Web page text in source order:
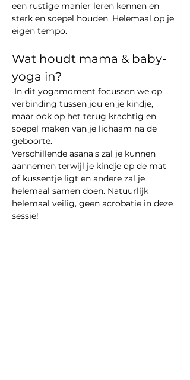
een rustige manier leren kennen en
sterk en soepel houden. Helemaal op je
eigen tempo.
Wat houdt mama & baby-
yoga in?
In dit yogamoment focussen we op
verbinding tussen jou en je kindje,
maar ook op het terug krachtig en
soepel maken van je lichaam na de
geboorte.
Verschillende asana's zal je kunnen
aannemen terwijl je kindje op de mat
of kussentje ligt en andere zal je
helemaal samen doen. Natuurlijk
helemaal veilig, geen acrobatie in deze
sessie!